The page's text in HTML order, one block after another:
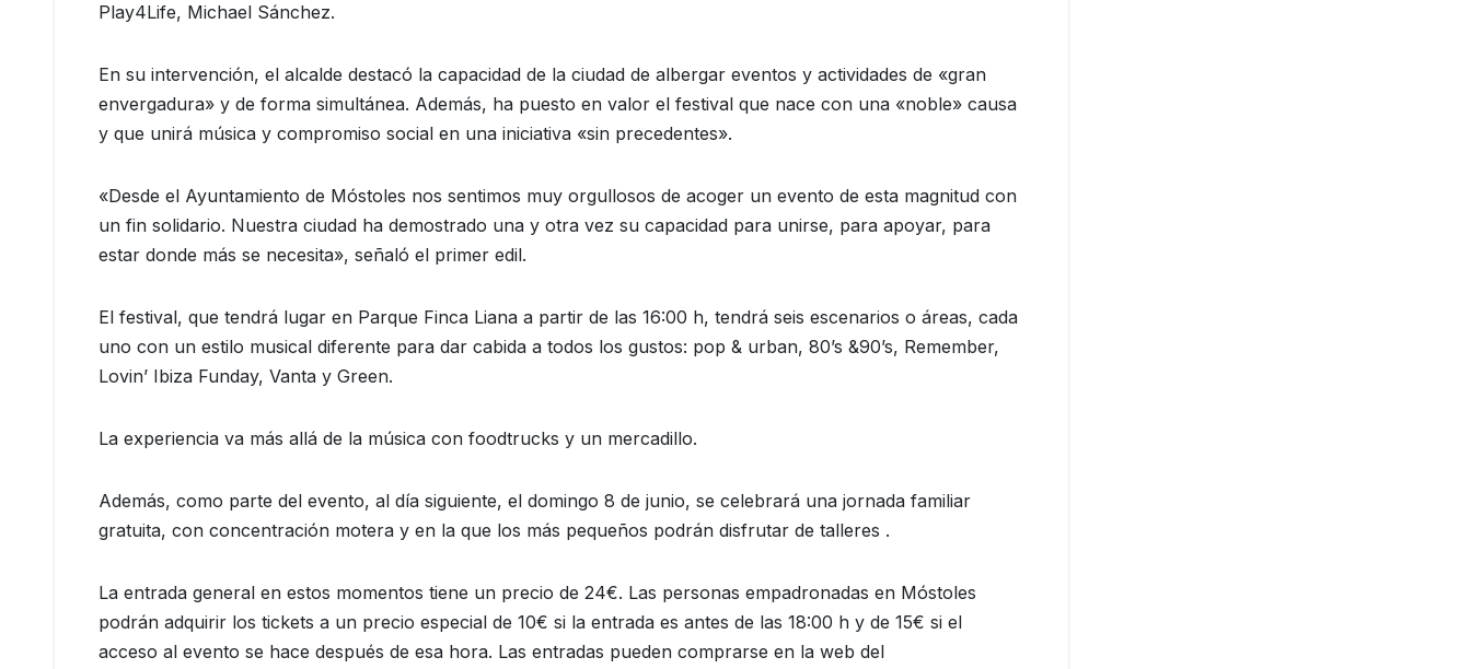
Play4Life, Michael Sánchez.
En su intervención, el alcalde destacó la capacidad de la ciudad de albergar eventos y actividades de «gran
envergadura» y de forma simultánea. Además, ha puesto en valor el festival que nace con una «noble» causa
y que unirá música y compromiso social en una iniciativa «sin precedentes».
«Desde el Ayuntamiento de Móstoles nos sentimos muy orgullosos de acoger un evento de esta magnitud con
un fin solidario. Nuestra ciudad ha demostrado una y otra vez su capacidad para unirse, para apoyar, para
estar donde más se necesita», señaló el primer edil.
El festival, que tendrá lugar en Parque Finca Liana a partir de las 16:00 h, tendrá seis escenarios o áreas, cada
uno con un estilo musical diferente para dar cabida a todos los gustos: pop & urban, 80’s &90’s, Remember,
Lovin’ Ibiza Funday, Vanta y Green.
La experiencia va más allá de la música con foodtrucks y un mercadillo.
Además, como parte del evento, al día siguiente, el domingo 8 de junio, se celebrará una jornada familiar
gratuita, con concentración motera y en la que los más pequeños podrán disfrutar de talleres .
La entrada general en estos momentos tiene un precio de 24€. Las personas empadronadas en Móstoles
podrán adquirir los tickets a un precio especial de 10€ si la entrada es antes de las 18:00 h y de 15€ si el
acceso al evento se hace después de esa hora. Las entradas pueden comprarse en la web del